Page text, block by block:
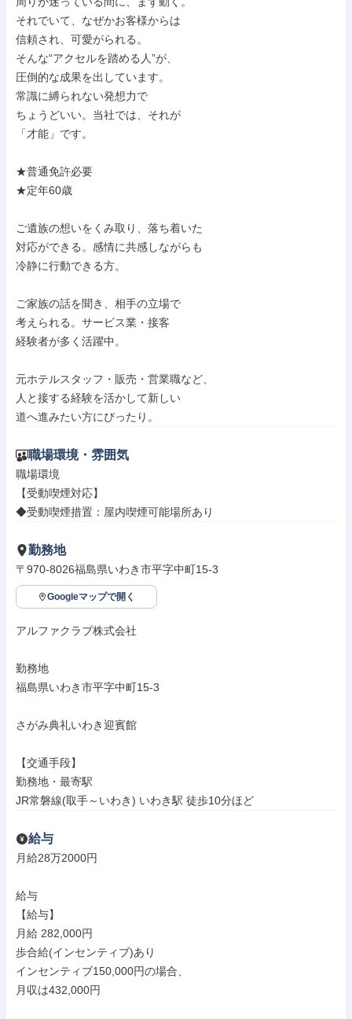
それでいて、なぜかお客様からは
信頼され、可愛がられる。
そんな“アクセルを踏める人”が、
圧倒的な成果を出しています。
常識に縛られない発想力で
ちょうどいい。当社では、それが
「才能」です。
★普通免許必要
★定年60歳
ご遺族の想いをくみ取り、落ち着いた
対応ができる。感情に共感しながらも
冷静に行動できる方。
ご家族の話を聞き、相手の立場で
考えられる。サービス業・接客
経験者が多く活躍中。
元ホテルスタッフ・販売・営業職など、
人と接する経験を活かして新しい
道へ進みたい方にぴったり。
職場環境・雰囲気
職場環境
【受動喫煙対応】
◆受動喫煙措置：屋内喫煙可能場所あり
勤務地
〒970-8026福島県いわき市平字中町15-3
Googleマップで開く
アルファクラブ株式会社
勤務地
福島県いわき市平字中町15-3
さがみ典礼いわき迎賓館
【交通手段】
勤務地・最寄駅
JR常磐線(取手～いわき) いわき駅 徒歩10分ほど
給与
月給28万2000円
給与
【給与】
月給 282,000円
歩合給(インセンティブ)あり
インセンティブ150,000円の場合、
月収は432,000円